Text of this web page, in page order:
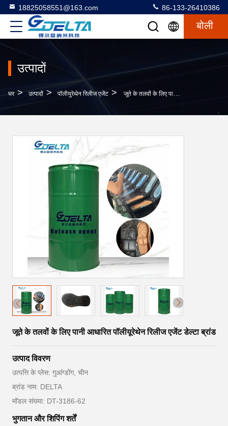
18825058551@163.com 86-133-26410386
बोली
उत्पादों
घर > उत्पादों > पॉलीयुरेथेन रिलीज एजेंट > जूते के तलवों के लिए पानी आधारित पॉलीयूरेथेन रिलीज एजेंट डेल्टा ब्रांड
जूते के तलवों के लिए पानी आधारित पॉलीयूरेथेन रिलीज एजेंट डेल्टा ब्रांड
उत्पाद विवरण
उत्पत्ति के प्लेस: गुआंग्डोंग, चीन
ब्रांड नाम: DELTA
मॉडल संख्या: DT-3186-62
भुगतान और शिपिंग शर्तें